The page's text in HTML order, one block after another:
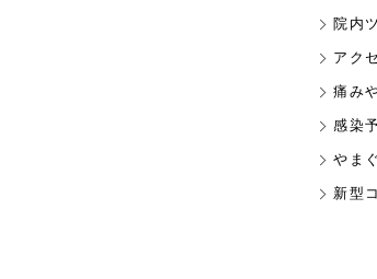
院内
アク
痛み
感染
やま
新型